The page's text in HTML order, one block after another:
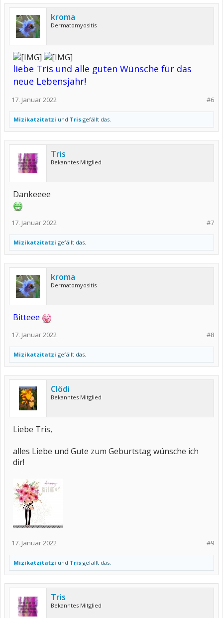
kroma
Dermatomyositis
liebe Tris und alle guten Wünsche für das
neue Lebensjahr!
#6
17. Januar 2022
Mizikatzitatzi und Tris gefällt das.
Tris
Bekanntes Mitglied
Dankeeee
#7
17. Januar 2022
Mizikatzitatzi gefällt das.
kroma
Dermatomyositis
Bitteee
#8
17. Januar 2022
Mizikatzitatzi gefällt das.
Clödi
Bekanntes Mitglied
Liebe Tris,
alles Liebe und Gute zum Geburtstag wünsche ich
dir!
#9
17. Januar 2022
Mizikatzitatzi und Tris gefällt das.
Tris
Bekanntes Mitglied